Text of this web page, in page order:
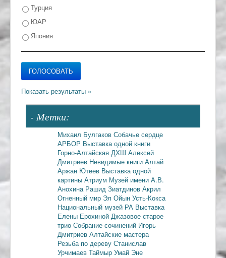
Турция
ЮАР
Япония
- Метки:
Михаил Булгаков Собачье сердце
АРБОР Выставка одной книги
Горно-Алтайская ДХШ Алексей
Дмитриев Невидимые книги Алтай
Аржан Ютеев Выставка одной
картины Атриум Музей имени А.В.
Анохина Рашид Зиатдинов Акрил
Огненный мир Эл Ойын Усть-Кокса
Национальный музей РА Выставка
Елены Ерохиной Джазовое старое
трио Собрание сочинений Игорь
Дмитриев Алтайские мастера
Резьба по дереву Станислав
Урчимаев Таймыр Умай Эне